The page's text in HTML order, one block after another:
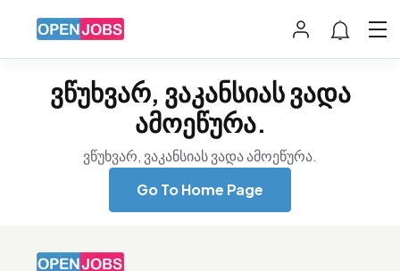
ვწუხვარ, ვაკანსიას ვადა
ამოეწურა.
ვწუხვარ, ვაკანსიას ვადა ამოეწურა.
Go To Home Page